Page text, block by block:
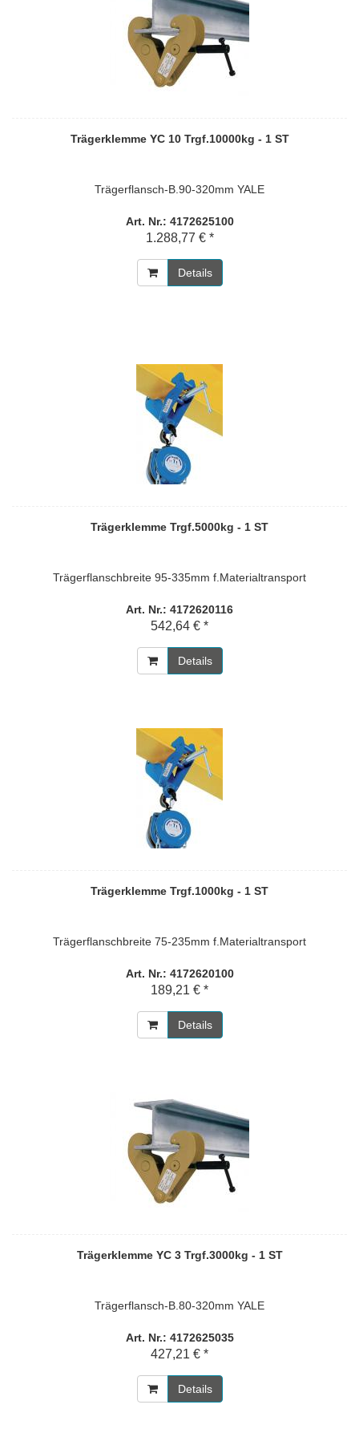
Trägerklemme YC 10 Trgf.10000kg - 1 ST
Trägerflansch-B.90-320mm YALE
Art. Nr.: 4172625100
1.288,77 € *
Details
Trägerklemme Trgf.5000kg - 1 ST
Trägerflanschbreite 95-335mm f.Materialtransport
Art. Nr.: 4172620116
542,64 € *
Details
Trägerklemme Trgf.1000kg - 1 ST
Trägerflanschbreite 75-235mm f.Materialtransport
Art. Nr.: 4172620100
189,21 € *
Details
Trägerklemme YC 3 Trgf.3000kg - 1 ST
Trägerflansch-B.80-320mm YALE
Art. Nr.: 4172625035
427,21 € *
Details